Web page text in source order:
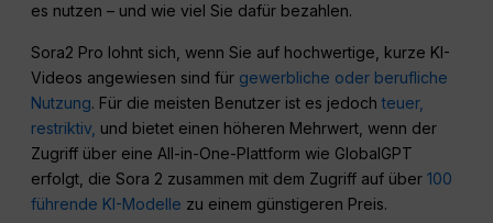
es nutzen – und wie viel Sie dafür bezahlen.
Sora2 Pro lohnt sich, wenn Sie auf hochwertige, kurze KI-
Videos angewiesen sind für gewerbliche oder berufliche
Nutzung. Für die meisten Benutzer ist es jedochteuer,
restriktiv, und bietet einen höheren Mehrwert, wenn der
Zugriff über eine All-in-One-Plattform wie GlobalGPT
erfolgt, die Sora 2 zusammen mit dem Zugriff auf über100
führende KI-Modelle zu einem günstigeren Preis.